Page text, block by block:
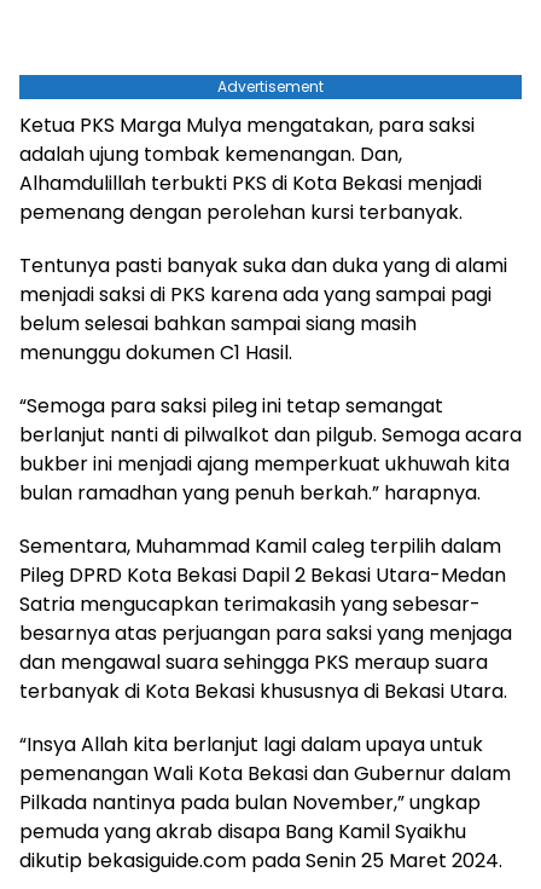
Advertisement
Ketua PKS Marga Mulya mengatakan, para saksi
adalah ujung tombak kemenangan. Dan,
Alhamdulillah terbukti PKS di Kota Bekasi menjadi
pemenang dengan perolehan kursi terbanyak.
Tentunya pasti banyak suka dan duka yang di alami
menjadi saksi di PKS karena ada yang sampai pagi
belum selesai bahkan sampai siang masih
menunggu dokumen C1 Hasil.
“Semoga para saksi pileg ini tetap semangat
berlanjut nanti di pilwalkot dan pilgub. Semoga acara
bukber ini menjadi ajang memperkuat ukhuwah kita
bulan ramadhan yang penuh berkah.” harapnya.
Sementara, Muhammad Kamil caleg terpilih dalam
Pileg DPRD Kota Bekasi Dapil 2 Bekasi Utara-Medan
Satria mengucapkan terimakasih yang sebesar-
besarnya atas perjuangan para saksi yang menjaga
dan mengawal suara sehingga PKS meraup suara
terbanyak di Kota Bekasi khususnya di Bekasi Utara.
“Insya Allah kita berlanjut lagi dalam upaya untuk
pemenangan Wali Kota Bekasi dan Gubernur dalam
Pilkada nantinya pada bulan November,” ungkap
pemuda yang akrab disapa Bang Kamil Syaikhu
dikutip bekasiguide.com pada Senin 25 Maret 2024.